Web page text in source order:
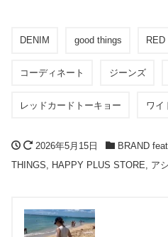
DENIM good things
コーディネート ジーンズ
レッドカードトーキョー ワイ
2026年5月15日 BRAND
THINGS, HAPPY PLUS STORE, ア